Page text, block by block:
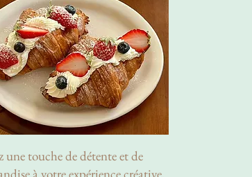
une touche de détente et de